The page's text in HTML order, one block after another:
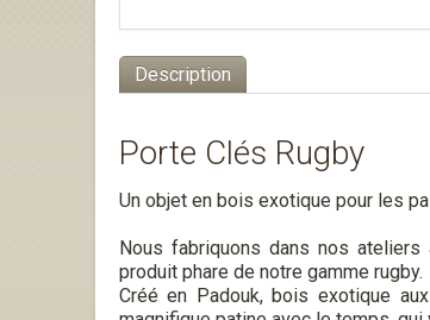
Description
Porte Clés Rugby
Un objet en bois exotique pour les
Nous fabriquons dans nos ateliers
produit phare de notre gamme rugby.
Créé en Padouk, bois exotique